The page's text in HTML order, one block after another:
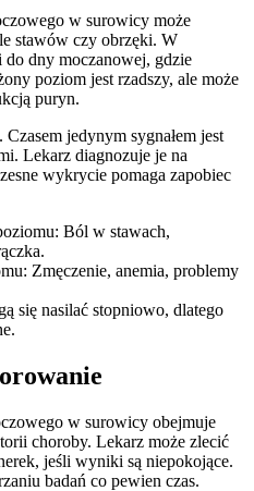
w surowicy może
stawów czy obrzęki. W
dny moczanowej, gdzie
poziom jest rzadszy, ale może
puryn.
jedynym sygnałem jest
Lekarz diagnozuje je na
wykrycie pomaga zapobiec
Ból w stawach,
Zmęczenie, anemia, problemy
się nasilać stopniowo, dlatego
w surowicy obejmuje
choroby. Lekarz może zlecić
jeśli wyniki są niepokojące.
badań co pewien czas.